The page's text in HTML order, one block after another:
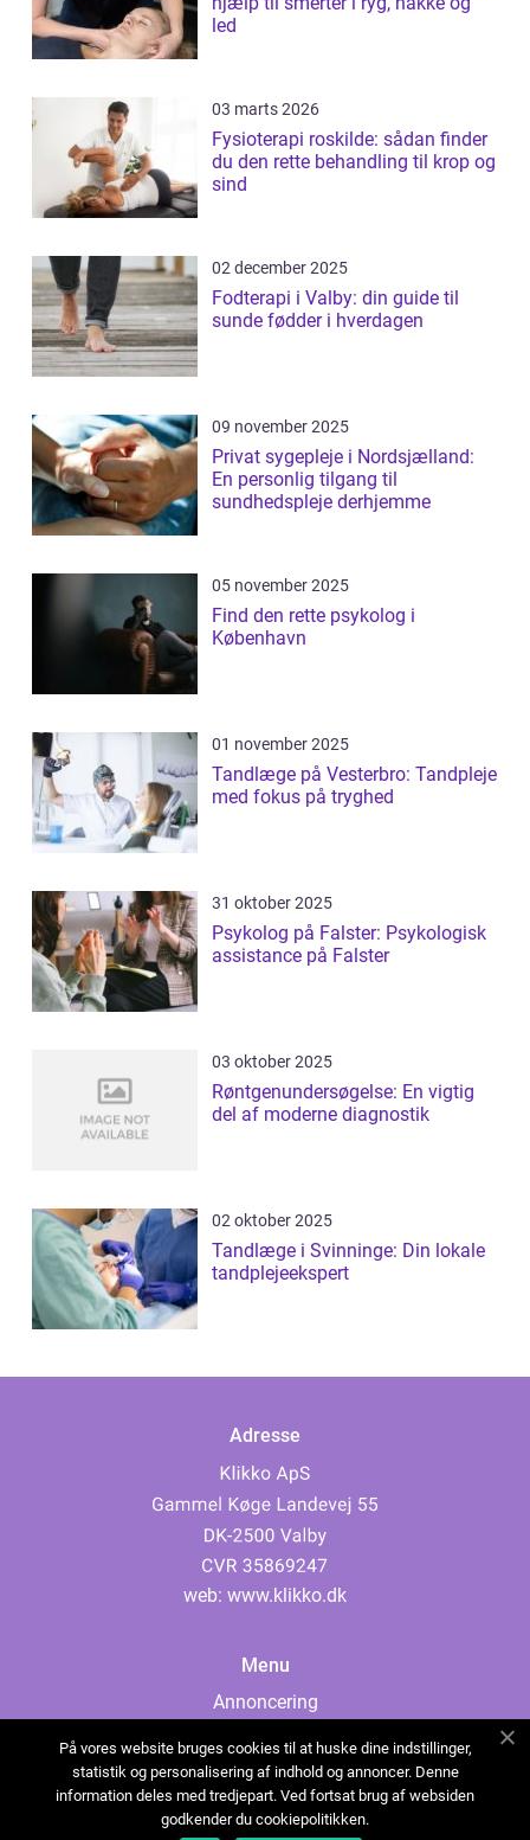
led
03 marts 2026
Fysioterapi roskilde: sådan finder
du den rette behandling til krop og
sind
02 december 2025
Fodterapi i Valby: din guide til
sunde fødder i hverdagen
09 november 2025
Privat sygepleje i Nordsjælland:
En personlig tilgang til
sundhedspleje derhjemme
05 november 2025
Find den rette psykolog i
København
01 november 2025
Tandlæge på Vesterbro: Tandpleje
med fokus på tryghed
31 oktober 2025
Psykolog på Falster: Psykologisk
assistance på Falster
03 oktober 2025
Røntgenundersøgelse: En vigtig
del af moderne diagnostik
02 oktober 2025
Tandlæge i Svinninge: Din lokale
tandplejeekspert
Adresse
web: www.klikko.dk
Menu
Annoncering
Cookies
Kontakt os
Sitemap
På vores website bruges cookies til at huske dine indstillinger,
statistik og personalisering af indhold og annoncer. Denne
information deles med tredjepart. Ved fortsat brug af websiden
godkender du cookiepolitikken.